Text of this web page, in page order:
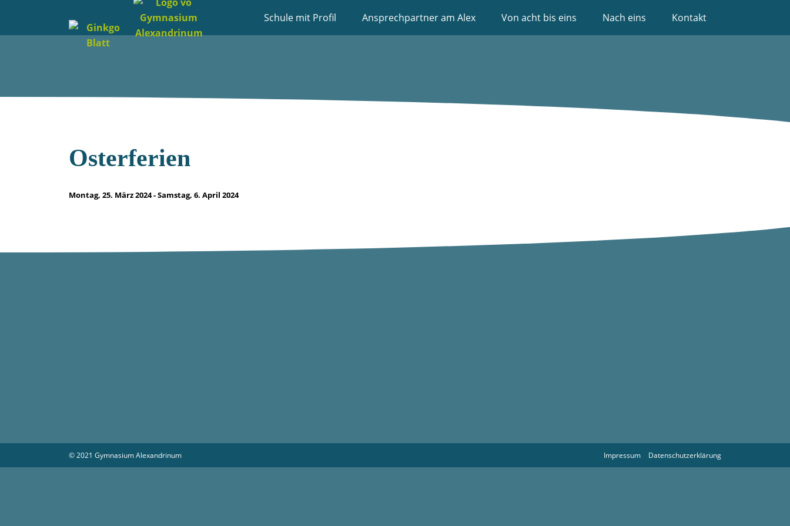
Schule mit Profil Ansprechpartner am Alex Von acht bis eins Nach eins Kontakt
Osterferien
Montag, 25. März 2024 - Samstag, 6. April 2024
© 2021 Gymnasium Alexandrinum Impressum Datenschutzerklärung